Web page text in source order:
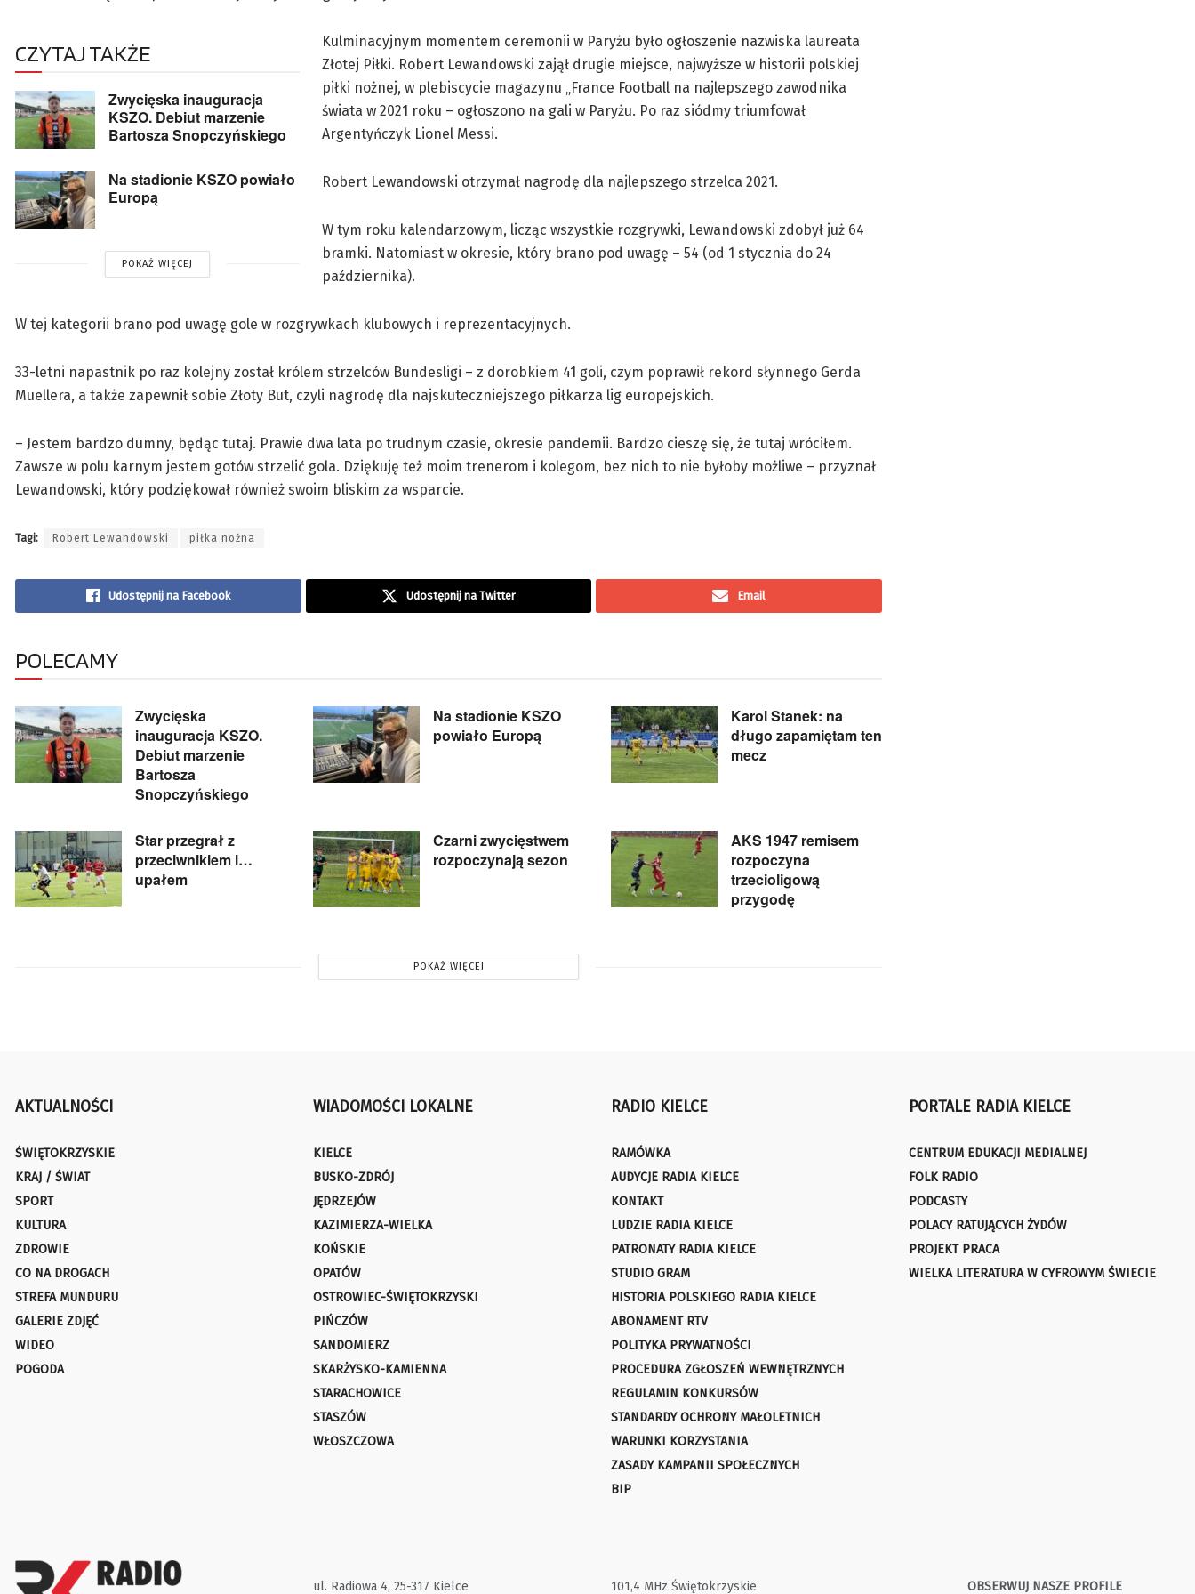
CZYTAJ TAKŻE
Zwycięska inauguracja
KSZO. Debiut marzenie
Bartosza Snopczyńskiego
Na stadionie KSZO powiało
Europą
POKAŻ WIĘCEJ
Kulminacyjnym momentem ceremonii w Paryżu było ogłoszenie nazwiska laureata
Złotej Piłki. Robert Lewandowski zajął drugie miejsce, najwyższe w historii polskiej
piłki nożnej, w plebiscycie magazynu „France Football na najlepszego zawodnika
świata w 2021 roku – ogłoszono na gali w Paryżu. Po raz siódmy triumfował
Argentyńczyk Lionel Messi.
Robert Lewandowski otrzymał nagrodę dla najlepszego strzelca 2021.
W tym roku kalendarzowym, licząc wszystkie rozgrywki, Lewandowski zdobył już 64
bramki. Natomiast w okresie, który brano pod uwagę – 54 (od 1 stycznia do 24
października).
W tej kategorii brano pod uwagę gole w rozgrywkach klubowych i reprezentacyjnych.
33-letni napastnik po raz kolejny został królem strzelców Bundesligi – z dorobkiem 41 goli, czym poprawił rekord słynnego Gerda
Muellera, a także zapewnił sobie Złoty But, czyli nagrodę dla najskuteczniejszego piłkarza lig europejskich.
– Jestem bardzo dumny, będąc tutaj. Prawie dwa lata po trudnym czasie, okresie pandemii. Bardzo cieszę się, że tutaj wróciłem.
Zawsze w polu karnym jestem gotów strzelić gola. Dziękuję też moim trenerom i kolegom, bez nich to nie byłoby możliwe – przyznał
Lewandowski, który podziękował również swoim bliskim za wsparcie.
Tagi: Robert Lewandowski piłka nożna
Udostępnij na Facebook Udostępnij na Twitter Email
POLECAMY
Zwycięska
inauguracja KSZO.
Debiut marzenie
Bartosza
Snopczyńskiego
Na stadionie KSZO
powiało Europą
Karol Stanek: na
długo zapamiętam ten
mecz
Star przegrał z
przeciwnikiem i…
upałem
Czarni zwycięstwem
rozpoczynają sezon
AKS 1947 remisem
rozpoczyna
trzecioligową
przygodę
POKAŻ WIĘCEJ
AKTUALNOŚCI
ŚWIĘTOKRZYSKIE
KRAJ / ŚWIAT
SPORT
KULTURA
ZDROWIE
CO NA DROGACH
STREFA MUNDURU
GALERIE ZDJĘĆ
WIDEO
POGODA
WIADOMOŚCI LOKALNE
KIELCE
BUSKO-ZDRÓJ
JĘDRZEJÓW
KAZIMIERZA-WIELKA
KOŃSKIE
OPATÓW
OSTROWIEC-ŚWIĘTOKRZYSKI
PIŃCZÓW
SANDOMIERZ
SKARŻYSKO-KAMIENNA
STARACHOWICE
STASZÓW
WŁOSZCZOWA
RADIO KIELCE
RAMÓWKA
AUDYCJE RADIA KIELCE
KONTAKT
LUDZIE RADIA KIELCE
PATRONATY RADIA KIELCE
STUDIO GRAM
HISTORIA POLSKIEGO RADIA KIELCE
ABONAMENT RTV
POLITYKA PRYWATNOŚCI
PROCEDURA ZGŁOSZEŃ WEWNĘTRZNYCH
REGULAMIN KONKURSÓW
STANDARDY OCHRONY MAŁOLETNICH
WARUNKI KORZYSTANIA
ZASADY KAMPANII SPOŁECZNYCH
BIP
PORTALE RADIA KIELCE
CENTRUM EDUKACJI MEDIALNEJ
FOLK RADIO
PODCASTY
POLACY RATUJĄCYCH ŻYDÓW
PROJEKT PRACA
WIELKA LITERATURA W CYFROWYM ŚWIECIE
ul. Radiowa 4, 25-317 Kielce 101,4 MHz Świętokrzyskie OBSERWUJ NASZE PROFILE